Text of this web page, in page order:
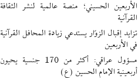
الأربعين الحسيني؛ منصة عالمية لنشر الثقافة
القرآنية
تزايد إقبال الزوّار يستدعي زيادة المحافل القرآنية
في الأربعين
مسؤول عراقي: أكثر من 170 جنسية يحيون
أربعينية الإمام الحسين (ع)